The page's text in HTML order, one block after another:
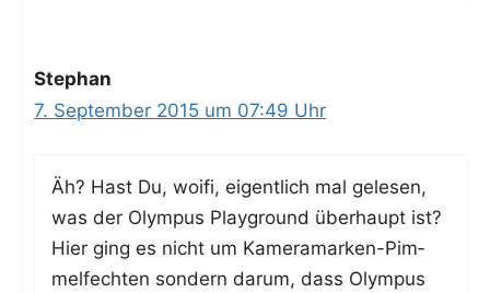
Stephan
7. September 2015 um 07:49 Uhr
Äh? Hast Du, woi­fi, eigent­lich mal gele­sen,
was der Olym­pus Play­ground über­haupt ist?
Hier ging es nicht um Kame­ra­mar­ken-Pim­
melfech­ten son­dern dar­um, dass Olym­pus